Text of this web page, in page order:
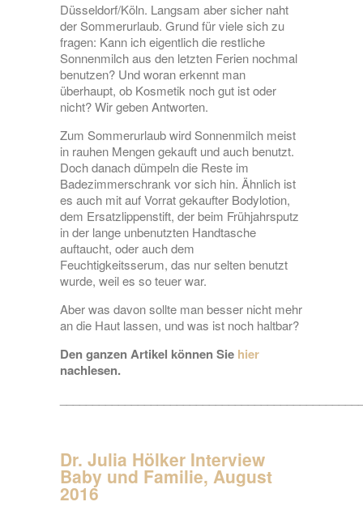
Düsseldorf/Köln. Langsam aber sicher naht
der Sommerurlaub. Grund für viele sich zu
fragen: Kann ich eigentlich die restliche
Sonnenmilch aus den letzten Ferien nochmal
benutzen? Und woran erkennt man
überhaupt, ob Kosmetik noch gut ist oder
nicht? Wir geben Antworten.
Zum Sommerurlaub wird Sonnenmilch meist
in rauhen Mengen gekauft und auch benutzt.
Doch danach dümpeln die Reste im
Badezimmerschrank vor sich hin. Ähnlich ist
es auch mit auf Vorrat gekaufter Bodylotion,
dem Ersatzlippenstift, der beim Frühjahrsputz
in der lange unbenutzten Handtasche
auftaucht, oder auch dem
Feuchtigkeitsserum, das nur selten benutzt
wurde, weil es so teuer war.
Aber was davon sollte man besser nicht mehr
an die Haut lassen, und was ist noch haltbar?
Den ganzen Artikel können Sie hier
nachlesen.
Dr. Julia Hölker Interview
Baby und Familie, August
2016